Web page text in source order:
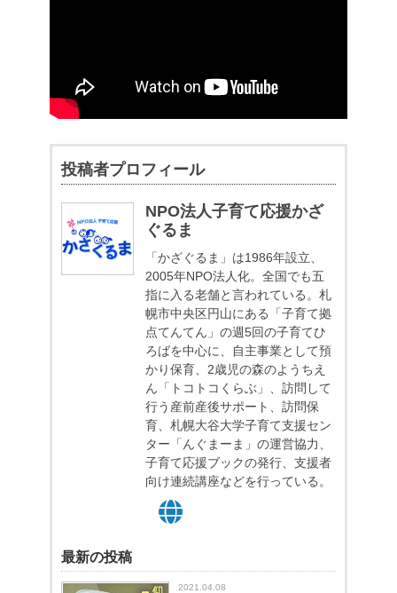
投稿者プロフィール
NPO法人子育て応援かざ
ぐるま
「かざぐるま」は1986年設立、
2005年NPO法人化。全国でも五
指に入る老舗と言われている。札
幌市中央区円山にある「子育て拠
点てんてん」の週5回の子育てひ
ろばを中心に、自主事業として預
かり保育、2歳児の森のようちえ
ん「トコトコくらぶ」、訪問して
行う産前産後サポート、訪問保
育、札幌大谷大学子育て支援セン
ター「んぐまーま」の運営協力、
子育て応援ブックの発行、支援者
向け連続講座などを行っている。
最新の投稿
2021.04.08